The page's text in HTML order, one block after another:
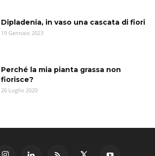
Dipladenia, in vaso una cascata di fiori
19 Gennaio 2023
Perché la mia pianta grassa non
fiorisce?
26 Luglio 2020